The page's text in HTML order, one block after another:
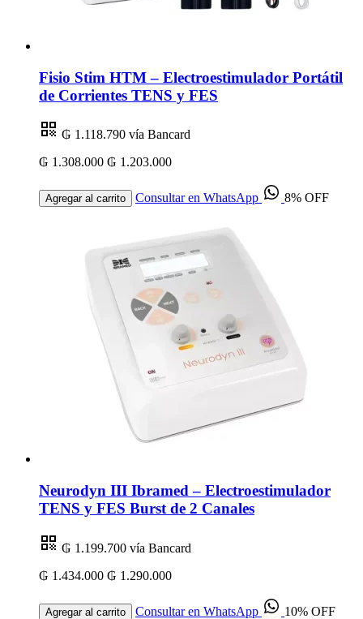
Fisio Stim HTM – Electroestimulador Portátil
de Corrientes TENS y FES
₲ 1.118.790 vía Bancard
₲ 1.308.000 ₲ 1.203.000
Agregar al carrito Consultar en WhatsApp 8% OFF
Neurodyn III Ibramed – Electroestimulador
TENS y FES Burst de 2 Canales
₲ 1.199.700 vía Bancard
₲ 1.434.000 ₲ 1.290.000
Agregar al carrito Consultar en WhatsApp 10% OFF